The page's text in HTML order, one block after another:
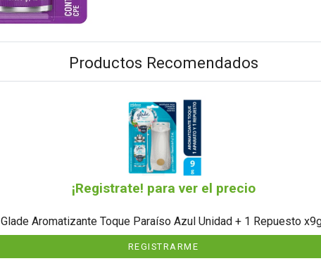
Productos Recomendados
¡Registrate! para ver el precio
Glade Aromatizante Toque Paraíso Azul Unidad + 1 Repuesto
REGISTRARME